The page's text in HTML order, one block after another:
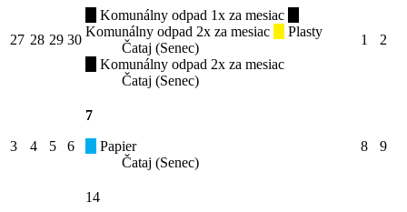
27 28 29 30
Komunálny odpad 1x za mesiac
Komunálny odpad 2x za mesiac
Plasty
Čataj (Senec)
Komunálny odpad 2x za mesiac
Čataj (Senec)
1 2
3 4 5 6
7
Papier
Čataj (Senec)
8 9
14